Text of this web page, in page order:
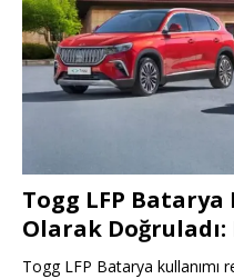
Togg LFP Batarya
Olarak
Togg LFP Batarya kullanımı